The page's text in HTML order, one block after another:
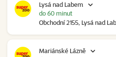
Lysá nad Labem
Obchodní 2155, Lysá nad
do 60 minut
Mariánské Lázně